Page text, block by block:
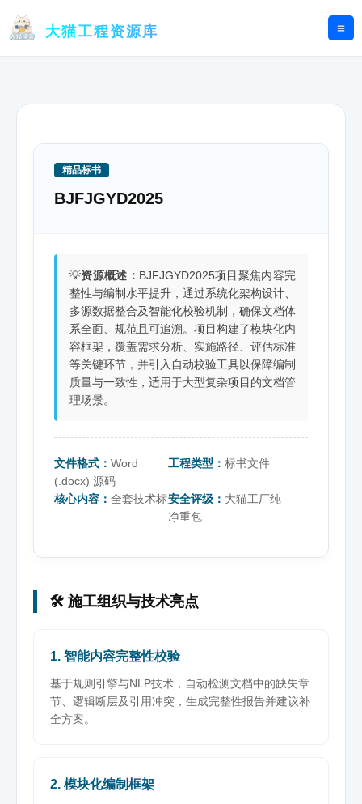
大猫工程资源库
精品标书
BJFJGYD2025
💡资源概述： BJFJGYD2025项目聚焦内容完
整性与编制水平提升，通过系统化架构设计、
多源数据整合及智能化校验机制，确保文档体
系全面、规范且可追溯。项目构建了模块化内
容框架，覆盖需求分析、实施路径、评估标准
等关键环节，并引入自动校验工具以保障编制
质量与一致性，适用于大型复杂项目的文档管
理场景。
文件格式： Word
(.docx) 源码
工程类型：标书文件
核心内容： 全套技术标安全评级： 大猫工厂纯
净重包
🛠️ 施工组织与技术亮点
1. 智能内容完整性校验
基于规则引擎与NLP技术，自动检测文档中的缺失章
节、逻辑断层及引用冲突，生成完整性报告并建议补
全方案。
2. 模块化编制框架